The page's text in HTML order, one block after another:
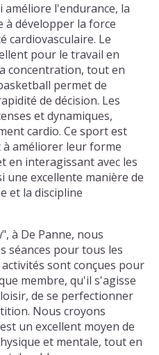
l'endurance, la
à développer la force
cardiovasculaire. Le
pour le travail en
concentration, tout en
permet de
de décision. Les
et dynamiques,
cardio. Ce sport est
à améliorer leur forme
en interagissant avec les
une excellente manière de
et la discipline
à De Panne, nous
séances pour tous les
sont conçues pour
membre, qu'il s'agisse
de se perfectionner
Nous croyons
un excellent moyen de
et mentale, tout en